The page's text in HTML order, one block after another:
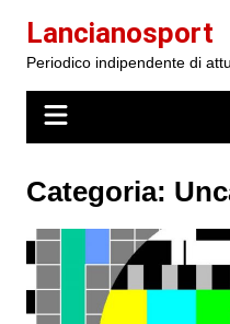
contenuto
Lancianosport
Periodico indipendente di
Categoria: